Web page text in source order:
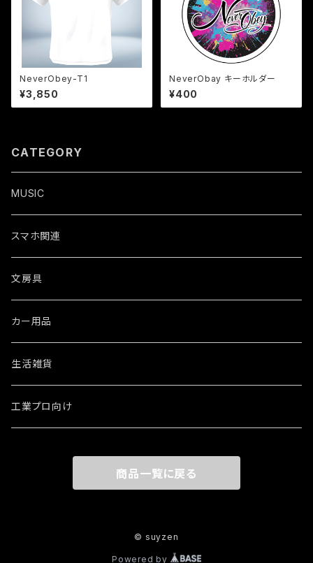
NeverObey-T1
¥3,850
NeverObay キーホルダー
¥400
CATEGORY
MUSIC
スマホ関連
文房具
カー用品
生活雑貨
工業プロ向け
商品一覧に戻る
© suyzen
Powered by